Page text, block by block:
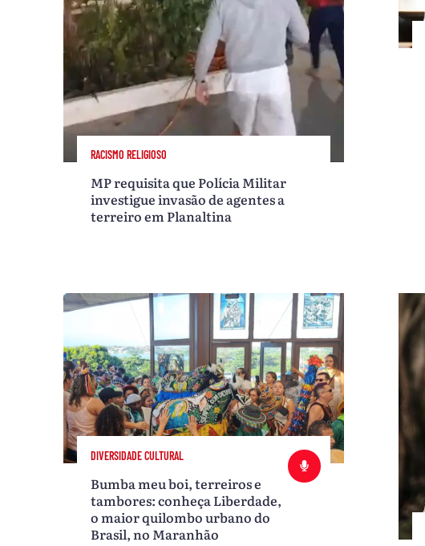
RACISMO RELIGIOSO
MP requisita que Polícia Militar
investigue invasão de agentes a
terreiro em Planaltina
DIVERSIDADE CULTURAL
Bumba meu boi, terreiros e
tambores: conheça Liberdade,
o maior quilombo urbano do
Brasil, no Maranhão